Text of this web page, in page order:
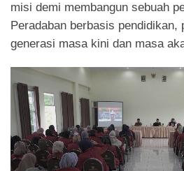
misi demi membangun sebuah
Peradaban berbasis pendidikan,
generasi masa kini dan masa